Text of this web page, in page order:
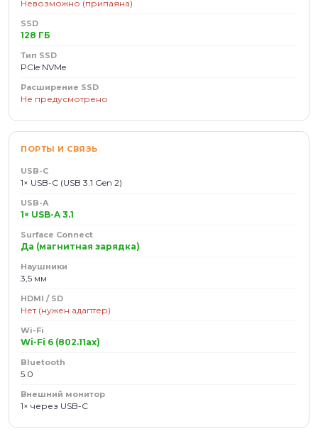
Невозможно (припаяна)
SSD
128 ГБ
Тип SSD
PCIe NVMe
Расширение SSD
Не предусмотрено
ПОРТЫ И СВЯЗЬ
USB-C
1× USB-C (USB 3.1 Gen 2)
USB-A
1× USB-A 3.1
Surface Connect
Да (магнитная зарядка)
Наушники
3,5 мм
HDMI / SD
Нет (нужен адаптер)
Wi-Fi
Wi-Fi 6 (802.11ax)
Bluetooth
5.0
Внешний монитор
1× через USB-C